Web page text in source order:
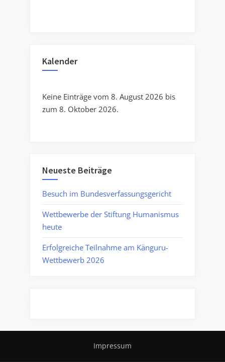
Kalender
Keine Einträge vom 8. August 2026 bis
zum 8. Oktober 2026.
Neueste Beiträge
Besuch im Bundesverfassungsgericht
Wettbewerbe der Stiftung Humanismus
heute
Erfolgreiche Teilnahme am Känguru-
Wettbewerb 2026
Impressum